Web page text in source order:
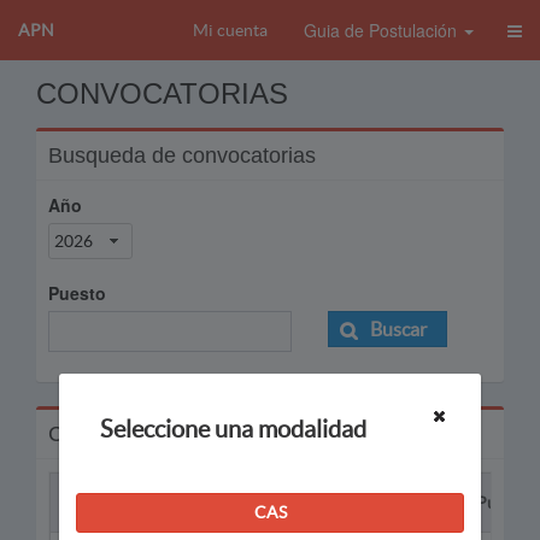
APN Mi cuenta Guia de Postulación
CONVOCATORIAS
Busqueda de convocatorias
Año
2026
Puesto
Buscar
Convocatorias
Puesto
Seleccione una modalidad
CAS